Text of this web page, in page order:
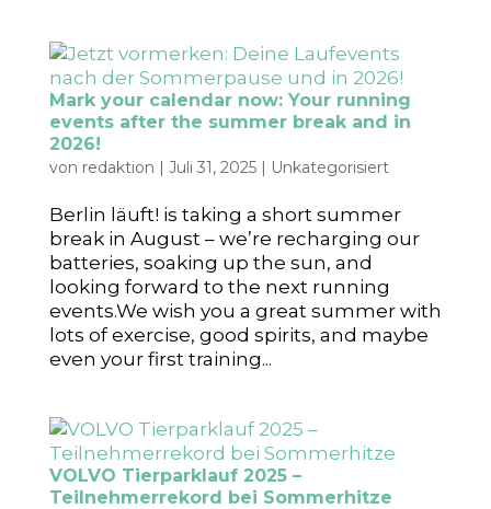
Mark your calendar now: Your running
events after the summer break and in
2026!
von redaktion | Juli 31, 2025| Unkategorisiert
Berlin läuft! is taking a short summer
break in August – we’re recharging our
batteries, soaking up the sun, and
looking forward to the next running
events.We wish you a great summer with
lots of exercise, good spirits, and maybe
even your first training...
VOLVO Tierparklauf 2025 –
Teilnehmerrekord bei Sommerhitze